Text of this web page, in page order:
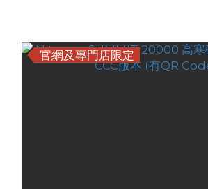
官網及專門店限定